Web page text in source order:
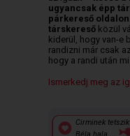
ugyancsak épp
párkereső
társkereső közül
kiderül, hogy van-e
randizni már csak
hogy a randi után
Ismerkedj meg az
Cirminek tetszik
Béla hala ...